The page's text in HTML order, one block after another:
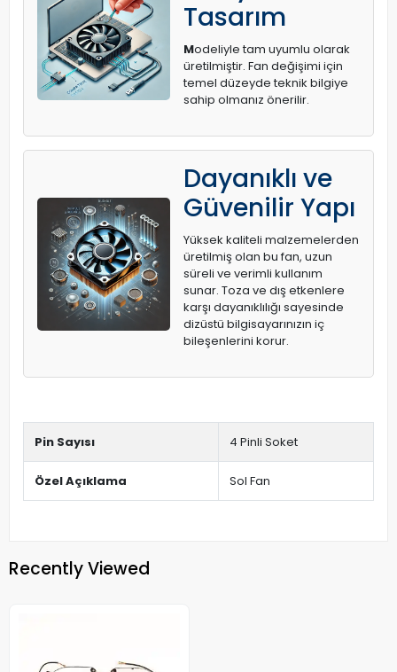
Tasarım
Modeliyle tam uyumlu olarak
üretilmiştir. Fan değişimi için
temel düzeyde teknik bilgiye
sahip olmanız önerilir.
Dayanıklı ve
Güvenilir Yapı
Yüksek kaliteli malzemelerden
üretilmiş olan bu fan, uzun
süreli ve verimli kullanım
sunar. Toza ve dış etkenlere
karşı dayanıklılığı sayesinde
dizüstü bilgisayarınızın iç
bileşenlerini korur.
Pin Sayısı 4 Pinli Soket
Özel Açıklama Sol Fan
Recently Viewed